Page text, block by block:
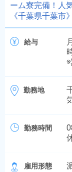
ーム寮完備！人
《千葉県千葉市》
給与
勤務地
勤務時間
雇用形態